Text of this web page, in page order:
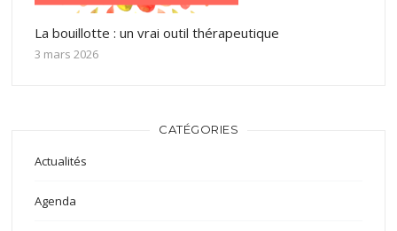
La bouillotte : un vrai outil thérapeutique
3 mars 2026
CATÉGORIES
Actualités
Agenda